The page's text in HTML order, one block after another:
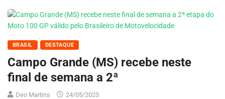
BRASIL DESTAQUE
Campo Grande (MS) recebe neste
final de semana a 2ª
Deo Martins 24/05/2023